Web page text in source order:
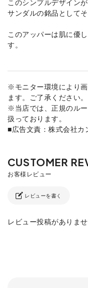
このシンプルデザイン
サンダルの銘品として
このアッパーは肌に優
す。
※モニター環境により
ます。ご了承ください。
※当店では、正規のル
扱っております。
■広告文責：株式会社カ
レビューを書く
レビュー投稿がありませ